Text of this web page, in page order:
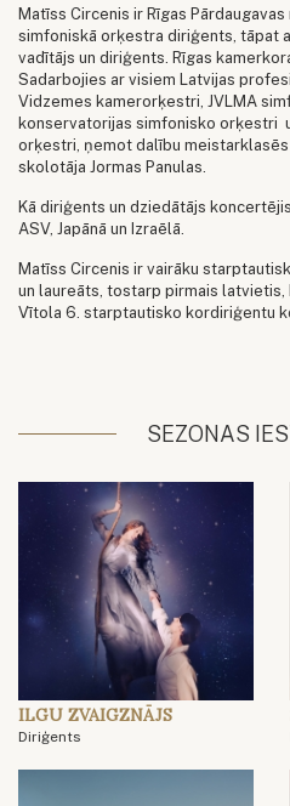
Matīss Circenis ir Rīgas
simfoniskā orķestra diriģents, tāpat
vadītājs un diriģents. Rīgas
Sadarbojies ar visiem Latvijas
Vidzemes kamerorķestri, JVLMA
konservatorijas simfonisko orķestri
orķestri, ņemot dalību
skolotāja Jormas Panulas.
Kā diriģents un dziedātājs
ASV, Japānā un Izraēlā.
Matīss Circenis ir vairāku
un laureāts, tostarp pirmais latvietis,
Vītola 6. starptautisko kordiriģentu
SEZONAS
ILGU ZVAIGZNĀJS
Diriģents